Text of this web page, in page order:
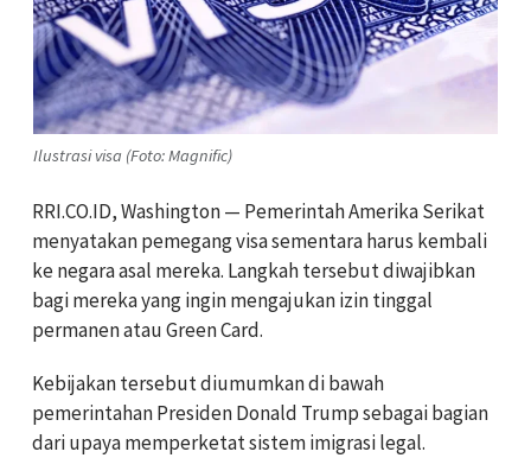
Ilustrasi visa (Foto: Magnific)
RRI.CO.ID, Washington — Pemerintah Amerika Serikat
menyatakan pemegang visa sementara harus kembali
ke negara asal mereka. Langkah tersebut diwajibkan
bagi mereka yang ingin mengajukan izin tinggal
permanen atau Green Card.
Kebijakan tersebut diumumkan di bawah
pemerintahan Presiden Donald Trump sebagai bagian
dari upaya memperketat sistem imigrasi legal.